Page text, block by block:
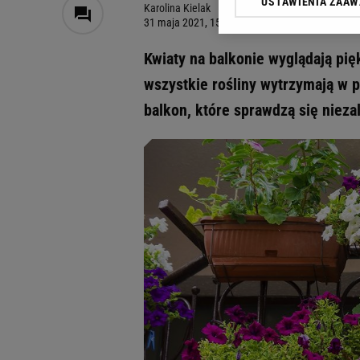
Karolina Kielak
31 maja 2021, 15:13
Kwiaty na balkonie wyglądają
wszystkie rośliny wytrzymają w
balkon, które sprawdzą się
Klikając „Akceptuję”
odnośnik „Ustawienia
plików cookie możliwa
My, nasi Zaufani
Przechowywanie
badnie odbiorców i